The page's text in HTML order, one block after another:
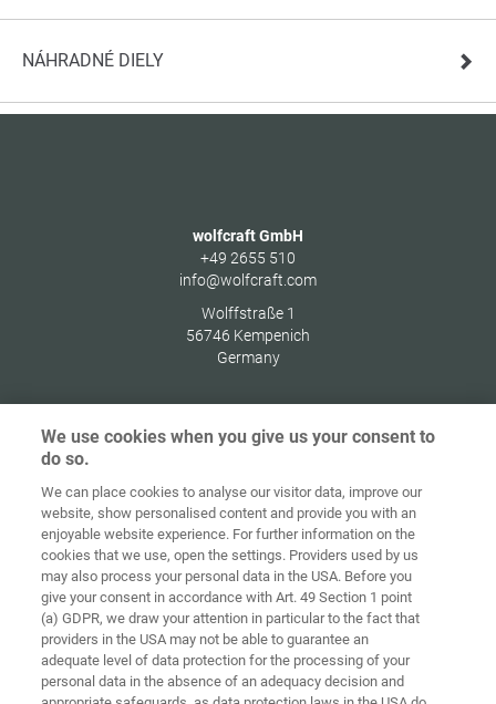
NÁHRADNÉ DIELY
wolfcraft GmbH
+49 2655 510
info@wolfcraft.com
Wolffstraße 1
56746 Kempenich
Germany
Domov Kontakt Tiráž údajov
VOP
Smernice pre
súbory cookie Prihlásiť
Accessibility
Statement
Nastavenia súborov cookie
We use cookies when you give us your consent to
do so.
We can place cookies to analyse our visitor data, improve our
website, show personalised content and provide you with an
enjoyable website experience. For further information on the
cookies that we use, open the settings. Providers used by us
may also process your personal data in the USA. Before you
give your consent in accordance with Art. 49 Section 1 point
(a) GDPR, we draw your attention in particular to the fact that
providers in the USA may not be able to guarantee an
adequate level of data protection for the processing of your
personal data in the absence of an adequacy decision and